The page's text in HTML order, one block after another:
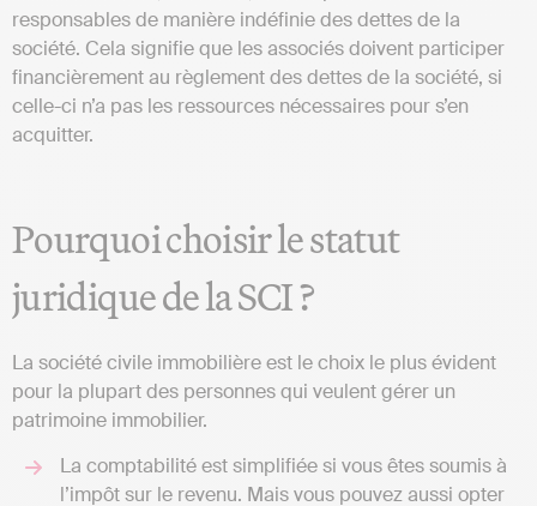
responsables de manière indéfinie des dettes de la
société. Cela signifie que les associés doivent participer
financièrement au règlement des dettes de la société, si
celle-ci n’a pas les ressources nécessaires pour s’en
acquitter.
Pourquoi choisir le statut
juridique de la SCI ?
La société civile immobilière est le choix le plus évident
pour la plupart des personnes qui veulent gérer un
patrimoine immobilier.
La comptabilité est simplifiée si vous êtes soumis à
l’impôt sur le revenu. Mais vous pouvez aussi opter